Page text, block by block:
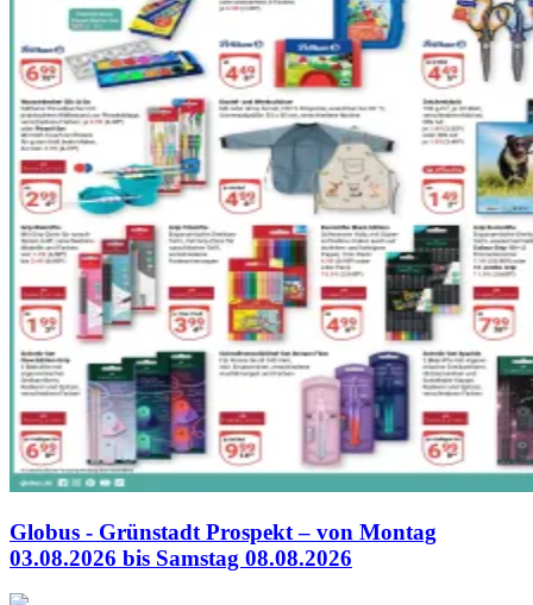
Globus - Grünstadt Prospekt – von Montag
03.08.2026 bis Samstag 08.08.2026